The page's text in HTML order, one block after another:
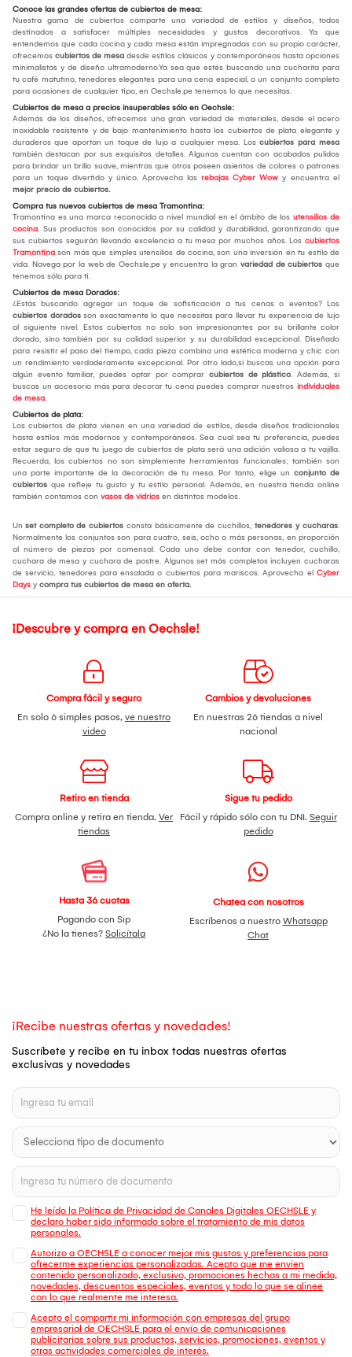
Conoce las grandes ofertas de cubiertos de mesa:
Nuestra gama de cubiertos comparte una variedad de estilos y diseños, todos
destinados a satisfacer múltiples necesidades y gustos decorativos. Ya que
entendemos que cada cocina y cada mesa están impregnadas con su propio carácter,
ofrecemos cubiertos de mesa desde estilos clásicos y contemporáneos hasta opciones
minimalistas y de diseño ultramoderno.Ya sea que estés buscando una cucharita para
tu café matutino, tenedores elegantes para una cena especial, o un conjunto completo
para ocasiones de cualquier tipo, en Oechsle.pe tenemos lo que necesitas.
Cubiertos de mesa a precios insuperables sólo en Oechsle:
Además de los diseños, ofrecemos una gran variedad de materiales, desde el acero
inoxidable resistente y de bajo mantenimiento hasta los cubiertos de plata elegante y
duraderos que aportan un toque de lujo a cualquier mesa. Los cubiertos para mesa
también destacan por sus exquisitos detalles. Algunos cuentan con acabados pulidos
para brindar un brillo suave, mientras que otros poseen asientos de colores o patrones
para un toque divertido y único. Aprovecha las rebajas Cyber Wow y encuentra el
mejor precio de cubiertos.
Compra tus nuevos cubiertos de mesa Tramontina:
Tramontina es una marca reconocida a nivel mundial en el ámbito de los utensilios de
cocina. Sus productos son conocidos por su calidad y durabilidad, garantizando que
sus cubiertos seguirán llevando excelencia a tu mesa por muchos años. Los cubiertos
Tramontina son más que simples utensilios de cocina, son una inversión en tu estilo de
vida. Navega por la web de Oechsle.pe y encuentra la gran variedad de cubiertos que
tenemos sólo para ti.
Cubiertos de mesa Dorados:
¿Estás buscando agregar un toque de sofisticación a tus cenas o eventos? Los
cubiertos dorados son exactamente lo que necesitas para llevar tu experiencia de lujo
al siguiente nivel. Estos cubiertos no solo son impresionantes por su brillante color
dorado, sino también por su calidad superior y su durabilidad excepcional. Diseñado
para resistir el paso del tiempo, cada pieza combina una estética moderna y chic con
un rendimiento verdaderamente excepcional. Por otro lado,si buscas una opción para
algún evento familiar, puedes optar por comprar cubiertos de plástico. Además, si
buscas un accesorio más para decorar tu cena puedes comprar nuestros individuales
de mesa.
Cubiertos de plata:
Los cubiertos de plata vienen en una variedad de estilos, desde diseños tradicionales
hasta estilos más modernos y contemporáneos. Sea cual sea tu preferencia, puedes
estar seguro de que tu juego de cubiertos de plata será una adición valiosa a tu vajilla.
Recuerda, los cubiertos no son simplemente herramientas funcionales; también son
una parte importante de la decoración de tu mesa. Por tanto, elige un conjunto de
cubiertos que refleje tu gusto y tu estilo personal. Además, en nuestra tienda online
también contamos con vasos de vidrios en distintos modelos.
Un set completo de cubiertos consta básicamente de cuchillos, tenedores y cucharas.
Normalmente los conjuntos son para cuatro, seis, ocho o más personas, en proporción
al número de piezas por comensal. Cada uno debe contar con tenedor, cuchillo,
cuchara de mesa y cuchara de postre. Algunos set más completos incluyen cucharas
de servicio, tenedores para ensalada o cubiertos para mariscos. Aprovecha el Cyber
Days y compra tus cubiertos de mesa en oferta.
¡Descubre y compra en Oechsle!
Compra fácil y seguro
En solo 6 simples pasos, ve nuestro
video
Cambios y devoluciones
En nuestras 26 tiendas a nivel
nacional
Retiro en tienda
Compra online y retira en tienda. Ver
tiendas
Sigue tu pedido
Fácil y rápido sólo con tu DNI. Seguir
pedido
Hasta 36 cuotas
Pagando con Sip
¿No la tienes? Solicítala
Chatea con nosotros
Escríbenos a nuestro Whatsapp
Chat
¡Recibe nuestras ofertas y novedades!
Suscríbete y recibe en tu inbox todas nuestras ofertas
exclusivas y novedades
He leído la Política de Privacidad de Canales Digitales OECHSLE y
declaro haber sido informado sobre el tratamiento de mis datos
personales.
Autorizo a OECHSLE a conocer mejor mis gustos y preferencias para
ofrecerme experiencias personalizadas. Acepto que me envien
contenido personalizado, exclusivo, promociones hechas a mi medida,
novedades, descuentos especiales, eventos y todo lo que se alinee
con lo que realmente me interesa.
Acepto el compartir mi información con empresas del grupo
empresarial de OECHSLE para el envío de comunicaciones
publicitarias sobre sus productos, servicios, promociones, eventos y
otras actividades comerciales de interés.